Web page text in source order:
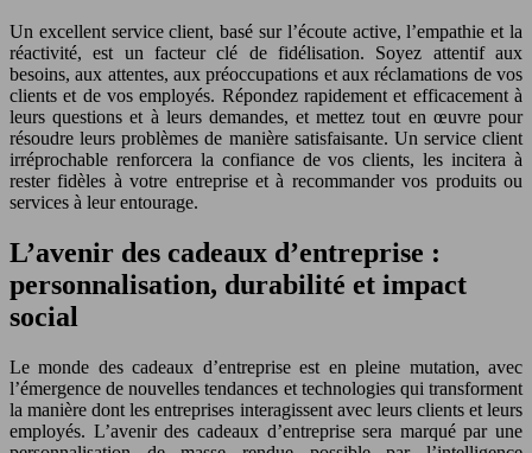
Un excellent service client, basé sur l’écoute active, l’empathie et la
réactivité, est un facteur clé de fidélisation. Soyez attentif aux
besoins, aux attentes, aux préoccupations et aux réclamations de vos
clients et de vos employés. Répondez rapidement et efficacement à
leurs questions et à leurs demandes, et mettez tout en œuvre pour
résoudre leurs problèmes de manière satisfaisante. Un service client
irréprochable renforcera la confiance de vos clients, les incitera à
rester fidèles à votre entreprise et à recommander vos produits ou
services à leur entourage.
L’avenir des cadeaux d’entreprise :
personnalisation, durabilité et impact
social
Le monde des cadeaux d’entreprise est en pleine mutation, avec
l’émergence de nouvelles tendances et technologies qui transforment
la manière dont les entreprises interagissent avec leurs clients et leurs
employés. L’avenir des cadeaux d’entreprise sera marqué par une